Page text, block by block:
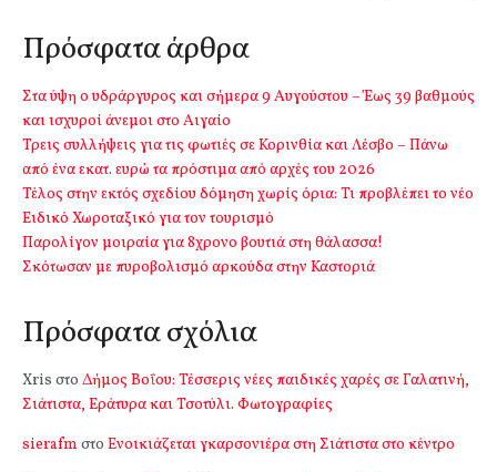
Πρόσφατα άρθρα
Στα ύψη ο υδράργυρος και σήμερα 9 Αυγούστου – Έως 39 βαθμούς
και ισχυροί άνεμοι στο Αιγαίο
Τρεις συλλήψεις για τις φωτιές σε Κορινθία και Λέσβο – Πάνω
από ένα εκατ. ευρώ τα πρόστιμα από αρχές του 2026
Τέλος στην εκτός σχεδίου δόμηση χωρίς όρια: Τι προβλέπει το νέο
Ειδικό Χωροταξικό για τον τουρισμό
Παρολίγον μοιραία για 8χρονο βουτιά στη θάλασσα!
Σκότωσαν με πυροβολισμό αρκούδα στην Καστοριά
Πρόσφατα σχόλια
Xris στο Δήμος Βοΐου: Τέσσερις νέες παιδικές χαρές σε Γαλατινή,
Σιάτιστα, Εράτυρα και Τσοτύλι. Φωτογραφίες
sierafm στο Ενοικιάζεται γκαρσονιέρα στη Σιάτιστα στο κέντρο